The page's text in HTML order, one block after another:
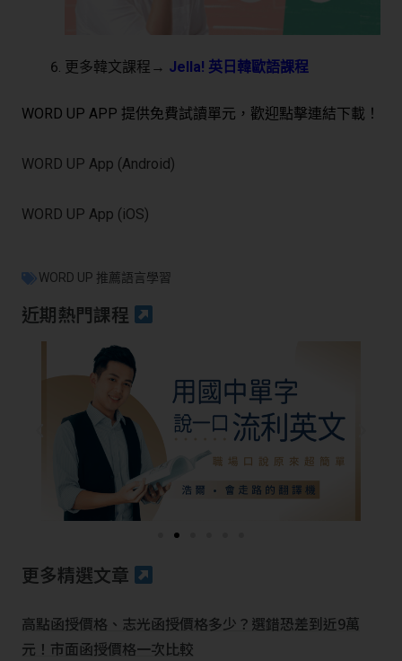
更多韓文課程→ Jella! 英日韓歐語課程
WORD UP APP 提供免費試讀單元，歡迎點擊連結下載！
WORD UP App (Android)
WORD UP App (iOS)
WORD UP 推薦語言學習
近期熱門課程
更多精選文章
高點函授價格、志光函授價格多少？選錯恐差到近9萬
元！市面函授價格一次比較